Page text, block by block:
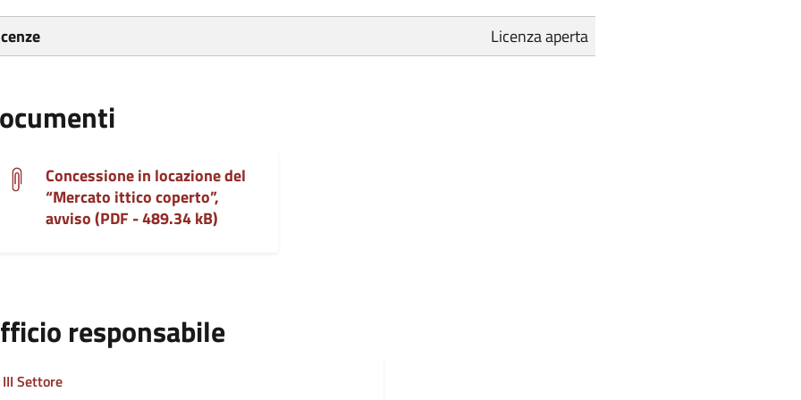
Licenza aperta
Concessione in locazione del
“Mercato ittico coperto”,
avviso (PDF - 489.34 kB)
responsabile
III Settore